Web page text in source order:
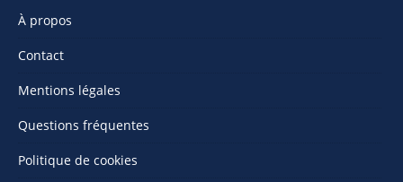
À propos
Contact
Mentions légales
Questions fréquentes
Politique de cookies